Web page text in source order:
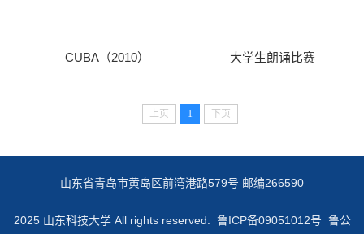
CUBA（2010） 大学生朗诵比赛
上页 1 下页
山东省青岛市黄岛区前湾港路579号 邮编266590
2025 山东科技大学 All rights reserved. 鲁ICP备09051012号 鲁公